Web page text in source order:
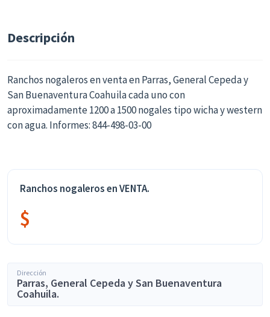
Descripción
Ranchos nogaleros en venta en Parras, General Cepeda y
San Buenaventura Coahuila cada uno con
aproximadamente 1200 a 1500 nogales tipo wicha y western
con agua. Informes: 844-498-03-00
Ranchos nogaleros en VENTA.
$
Dirección
Parras, General Cepeda y San Buenaventura
Coahuila.